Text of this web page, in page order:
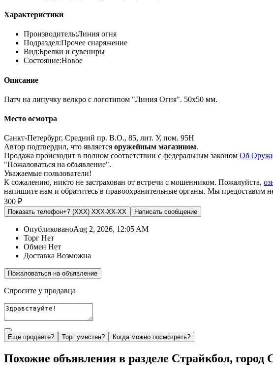
Характеристики
Производитель:Линия огня
Подраздел:Прочее снаряжение
Вид:Брелки и сувениры
Состояние:Новое
Описание
Патч на липучку велкро с логотипом "Линия Огня". 50х50 мм.
Место осмотра
Санкт-Петербург, Средний пр. В.О., 85, лит. У, пом. 95Н
Автор подтвердил, что является оружейным магазином.
Продажа происходит в полном соответствии с федеральным законом Об
"Пожаловаться на объявление".
Уважаемые пользователи!
К сожалению, никто не застрахован от встречи с мошенником. Пожалуйста,
напишите нам и обратитесь в правоохранительные органы. Мы предоставим
300 ₽
Показать телефон+7 (XXX) XXX-XX-XX Написать сообщение
ОпубликованоAug 2, 2026, 12:05 AM
Торг Нет
Обмен Нет
Доставка Возможна
Пожаловаться на объявление
Спросите у продавца
Еще продаете? Торг уместен? Когда можно посмотреть?
Похожие объявления в разделе Страйкбол, город